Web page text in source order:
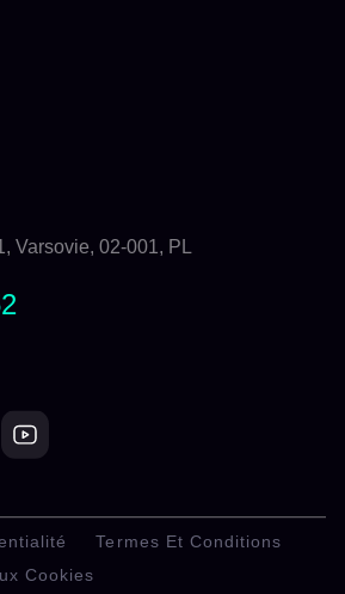
Varsovie, 02-001, PL
Termes Et Conditions
Cookies